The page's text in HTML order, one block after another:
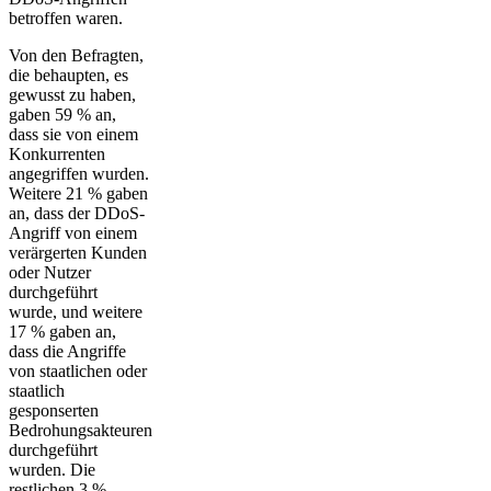
betroffen waren.
Von den Befragten,
die behaupten, es
gewusst zu haben,
gaben 59 % an,
dass sie von einem
Konkurrenten
angegriffen wurden.
Weitere 21 % gaben
an, dass der DDoS-
Angriff von einem
verärgerten Kunden
oder Nutzer
durchgeführt
wurde, und weitere
17 % gaben an,
dass die Angriffe
von staatlichen oder
staatlich
gesponserten
Bedrohungsakteuren
durchgeführt
wurden. Die